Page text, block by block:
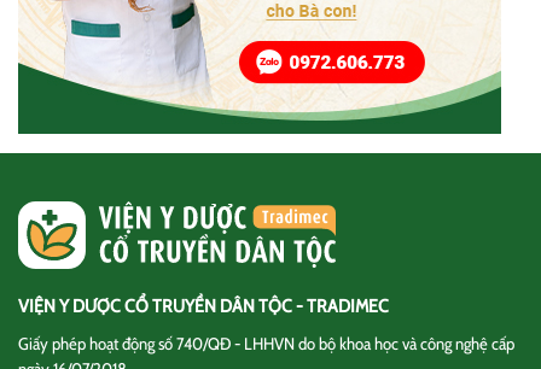
VIỆN Y DƯỢC CỔ TRUYỀN DÂN TỘC - TRADIMEC
Giấy phép hoạt động số 740/QĐ - LHHVN do bộ khoa học và công nghệ cấp